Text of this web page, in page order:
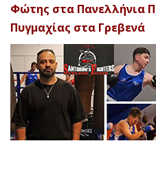
Φώτης στα Πανελλήνια
Πυγμαχίας στα Γρεβενά